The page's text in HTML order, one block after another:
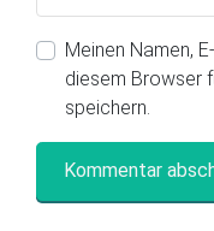
Meinen Namen,
diesem Browser
speichern.